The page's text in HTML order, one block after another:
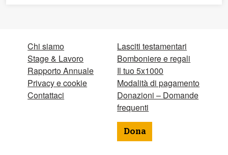
Chi siamo
Stage & Lavoro
Rapporto Annuale
Privacy e cookie
Contattaci
Lasciti testamentari
Bomboniere e regali
Il tuo 5x1000
Modalità di pagamento
Donazioni – Domande
frequenti
Dona